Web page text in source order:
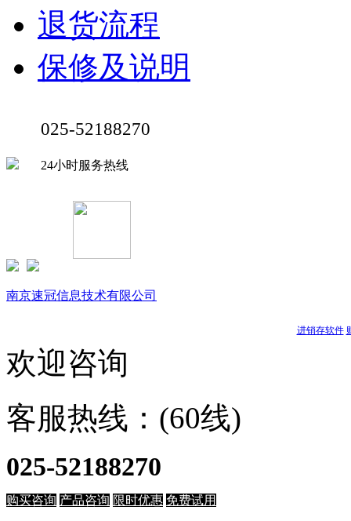
退货流程
保修及说明
025-52188270
24小时服务热线
南京速冠信息技术有限公司
进销存软件
欢迎咨询
客服热线：(60线)
025-52188270
购买咨询 产品咨询 限时优惠 免费试用